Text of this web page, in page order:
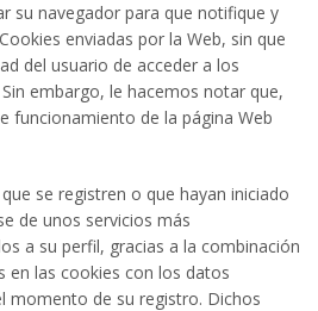
su navegador para que notifique y
enviadas por la Web, sin que
del usuario de acceder a los
embargo, le hacemos notar que,
funcionamiento de la página Web
se registren o que hayan iniciado
de unos servicios más
a su perfil, gracias a la combinación
en las cookies con los datos
momento de su registro. Dichos